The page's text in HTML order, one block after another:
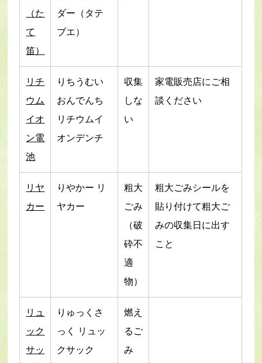
（た
て
笛）
ダー（タテ
ブエ）
リチ
ウム
イオ
ン電
池
りちうむい
おんでんち
リチウムイ
オンデンチ
収集
しな
い
家電販売店にご相
談ください
リヤ
カー
りやかー リ
ヤカー
粗大
ごみ
（破
砕不
適
物）
粗大ごみシールを
貼り付けて粗大ご
みの収集日に出す
こと
リュ
ック
サッ
りゅっくさ
っく リュッ
クサック
燃え
るご
み